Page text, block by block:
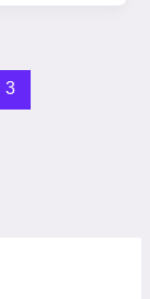
3